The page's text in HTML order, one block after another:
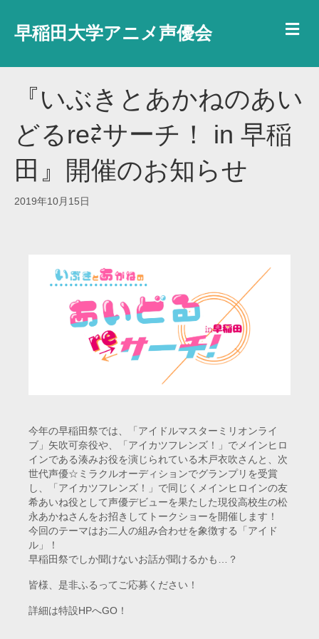
早稲田大学アニメ声優会 メ
『いぶきとあかねのあい
どるre⇄サーチ！ in 早稲
田』開催のお知らせ
2019年10月15日
今年の早稲田祭では、「アイドルマスターミリオンライ
ブ」矢吹可奈役や、「アイカツフレンズ！」でメインヒロ
インである湊みお役を演じられている木戸衣吹さんと、次
世代声優☆ミラクルオーディションでグランプリを受賞
し、「アイカツフレンズ！」で同じくメインヒロインの友
希あいね役として声優デビューを果たした現役高校生の松
永あかねさんをお招きしてトークショーを開催します！
今回のテーマはお二人の組み合わせを象徴する「アイド
ル」！
早稲田祭でしか聞けないお話が聞けるかも…？
皆様、是非ふるってご応募ください！
詳細は特設HPへGO！